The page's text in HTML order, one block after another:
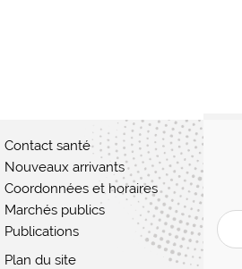
Contact santé
Nouveaux arrivants
Coordonnées et horaires
Marchés publics
Publications
Plan du site